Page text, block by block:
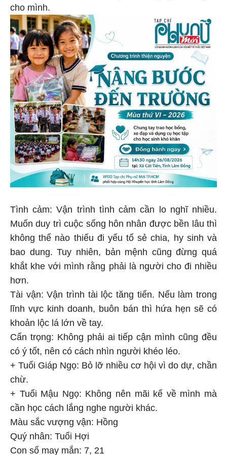
cho mình.
Tình cảm: Vận trình tình cảm cần lo nghĩ nhiều.
Muốn duy trì cuộc sống hôn nhân được bền lâu thì
không thể nào thiếu đi yếu tố sẻ chia, hy sinh và
bao dung. Tuy nhiên, bản mệnh cũng đừng quá
khắt khe với mình rằng phải là người cho đi nhiều
hơn.
Tài vận: Vận trình tài lộc tăng tiến. Nếu làm trong
lĩnh vực kinh doanh, buôn bán thì hứa hẹn sẽ có
khoản lộc lá lớn về tay.
Cẩn trọng: Không phải ai tiếp cận mình cũng đều
có ý tốt, nên có cách nhìn người khéo léo.
+ Tuổi Giáp Ngọ: Bỏ lỡ nhiều cơ hội vì do dự, chần
chừ.
+ Tuổi Mậu Ngọ: Không nên mãi kể về mình mà
cần học cách lắng nghe người khác.
Màu sắc vượng vận: Hồng
Quý nhân: Tuổi Hợi
Con số may mắn: 7, 21